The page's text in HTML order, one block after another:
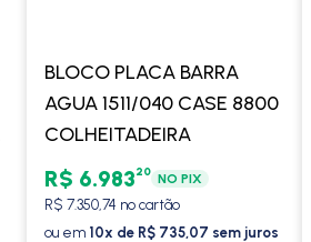
BLOCO PLACA BARRA
AGUA 1511/040 CASE 8800
COLHEITADEIRA
R$ 6.98320 NO PIX
R$ 7.350,74 no cartão
ou em 10x de R$ 735,07 sem juros